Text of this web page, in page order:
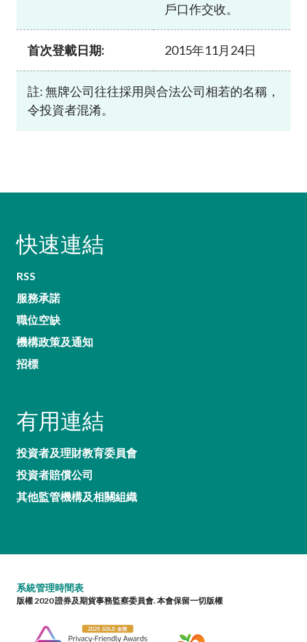
戶口作交收。
首次登載日期: 2015年11月24日
註: 無牌公司往往採用與合法公司相若的名稱，
令投資者混淆。
快速連結
RSS
服務承諾
職位空缺
機構政策及通知
招標
有用連結
投資者及理財教育委員會
投資者賠償公司
其他監管機構及相關組織
系統管理時間表
版權 2020 證券及期貨事務監察委員會. 本會保留一切版權